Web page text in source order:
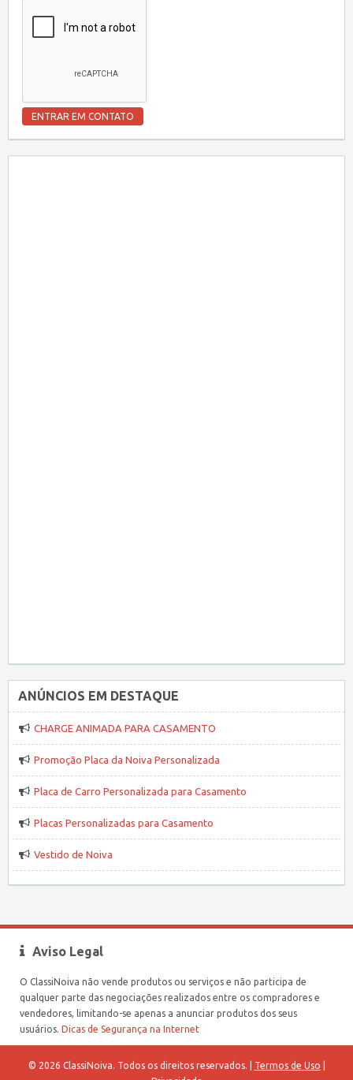
ANÚNCIOS EM DESTAQUE
CHARGE ANIMADA PARA CASAMENTO
Promoção Placa da Noiva Personalizada
Placa de Carro Personalizada para Casamento
Placas Personalizadas para Casamento
Vestido de Noiva
Aviso Legal
O ClassiNoiva não vende produtos ou serviços e não participa de
qualquer parte das negociações realizados entre os compradores e
vendedores, limitando-se apenas a anunciar produtos dos seus
usuários. Dicas de Segurança na Internet
© 2026 ClassiNoiva. Todos os direitos reservados. | Termos de Uso